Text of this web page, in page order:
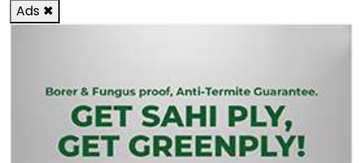
Ads ✖